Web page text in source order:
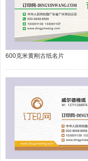
600克米黄刚古纸名片